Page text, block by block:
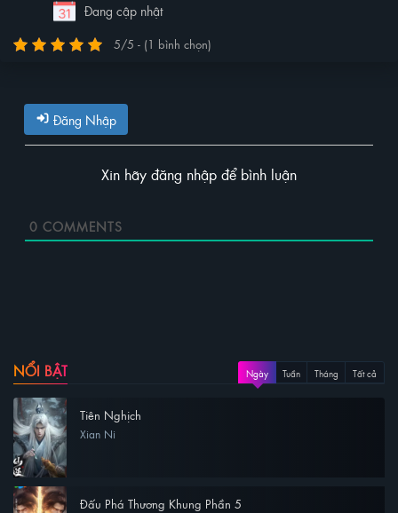
Đang cập nhật
5/5 - (1 bình chọn)
Đăng Nhập
Xin hãy đăng nhập để bình luận
0 COMMENTS
NỔI BẬT Ngày Tuần Tháng Tất cả
Tiên Nghịch
Xian Ni
Đấu Phá Thương Khung Phần 5